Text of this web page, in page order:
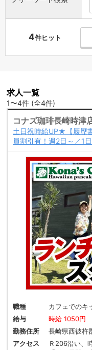
4件ヒット
求人一覧
1〜4件 (全4件)
コナズ珈琲長崎時津
土日祝時給UP★【履歴
員割引有！週2日～／1
職種
カフェでのキ
給与
時給 1050円
勤務住所
長崎県西彼杵
アクセス
Ｒ206沿い、